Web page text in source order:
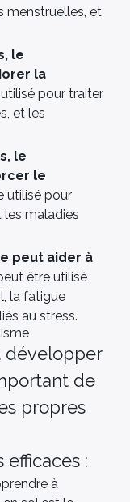
menstruelles, et
le
la
pour traiter
et les
le
le
utilisé pour
les maladies
peut aider à
être utilisé
la fatigue
au stress.
développer
de
propres
:
à